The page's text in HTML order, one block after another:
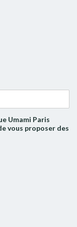
Umami Paris
vous proposer des